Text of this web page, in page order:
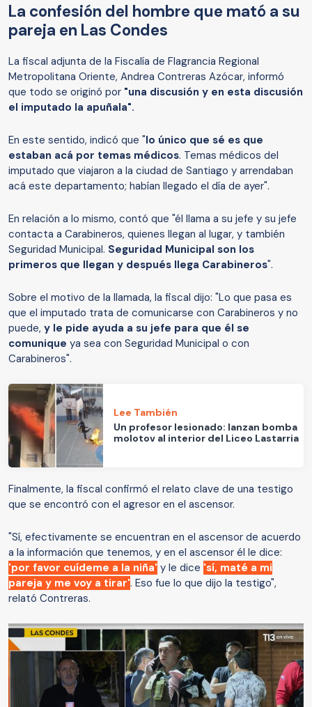
La confesión del hombre que mató a su
pareja en Las Condes
La fiscal adjunta de la Fiscalía de Flagrancia Regional
Metropolitana Oriente, Andrea Contreras Azócar, informó
que todo se originó por "una discusión y en esta discusión
el imputado la apuñala".
En este sentido, indicó que "lo único que sé es que
estaban acá por temas médicos. Temas médicos del
imputado que viajaron a la ciudad de Santiago y arrendaban
acá este departamento; habían llegado el día de ayer".
En relación a lo mismo, contó que "él llama a su jefe y su jefe
contacta a Carabineros, quienes llegan al lugar, y también
Seguridad Municipal. Seguridad Municipal son los
primeros que llegan y después llega Carabineros".
Sobre el motivo de la llamada, la fiscal dijo: "Lo que pasa es
que el imputado trata de comunicarse con Carabineros y no
puede, y le pide ayuda a su jefe para que él se
comunique ya sea con Seguridad Municipal o con
Carabineros".
Lee También
Un profesor lesionado: lanzan bomba
molotov al interior del Liceo Lastarria
Finalmente, la fiscal confirmó el relato clave de una testigo
que se encontró con el agresor en el ascensor.
"Sí, efectivamente se encuentran en el ascensor de acuerdo
a la información que tenemos, y en el ascensor él le dice:
'por favor cuídeme a la niña' y le dice 'sí, maté a mi
pareja y me voy a tirar'. Eso fue lo que dijo la testigo",
relató Contreras.